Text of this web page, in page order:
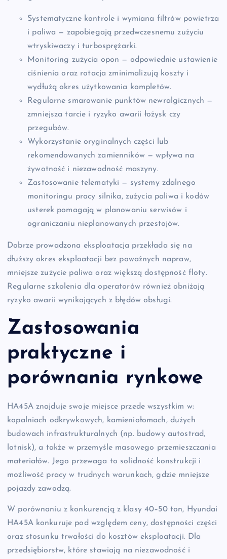
Systematyczne kontrole i wymiana filtrów powietrza
i paliwa — zapobiegają przedwczesnemu zużyciu
wtryskiwaczy i turbosprężarki.
Monitoring zużycia opon — odpowiednie ustawienie
ciśnienia oraz rotacja zminimalizują koszty i
wydłużą okres użytkowania kompletów.
Regularne smarowanie punktów newralgicznych —
zmniejsza tarcie i ryzyko awarii łożysk czy
przegubów.
Wykorzystanie oryginalnych części lub
rekomendowanych zamienników — wpływa na
żywotność i niezawodność maszyny.
Zastosowanie telematyki — systemy zdalnego
monitoringu pracy silnika, zużycia paliwa i kodów
usterek pomagają w planowaniu serwisów i
ograniczaniu nieplanowanych przestojów.
Dobrze prowadzona eksploatacja przekłada się na
dłuższy okres eksploatacji bez poważnych napraw,
mniejsze zużycie paliwa oraz większą dostępność floty.
Regularne szkolenia dla operatorów również obniżają
ryzyko awarii wynikających z błędów obsługi.
Zastosowania
praktyczne i
porównania rynkowe
HA45A znajduje swoje miejsce przede wszystkim w:
kopalniach odkrywkowych, kamieniołomach, dużych
budowach infrastrukturalnych (np. budowy autostrad,
lotnisk), a także w przemyśle masowego przemieszczania
materiałów. Jego przewaga to solidność konstrukcji i
możliwość pracy w trudnych warunkach, gdzie mniejsze
pojazdy zawodzą.
W porównaniu z konkurencją z klasy 40–50 ton, Hyundai
HA45A konkuruje pod względem ceny, dostępności części
oraz stosunku trwałości do kosztów eksploatacji. Dla
przedsiębiorstw, które stawiają na niezawodność i